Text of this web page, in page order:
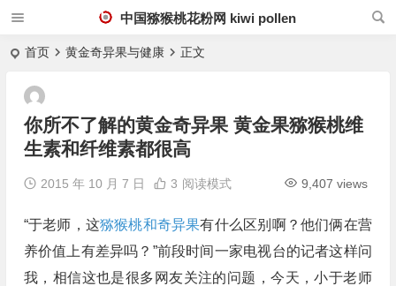
中国猕猴桃花粉网 kiwi pollen
首页 黄金奇异果与健康 正文
你所不了解的黄金奇异果 黄金果猕猴桃维
生素和纤维素都很高
2015 年 10 月 7 日 9,407 views
3 阅读模式
“于老师，这猕猴桃和奇异果有什么区别啊？他们俩在营
养价值上有差异吗？”前段时间一家电视台的记者这样问
我，相信这也是很多网友关注的问题，今天，小于老师